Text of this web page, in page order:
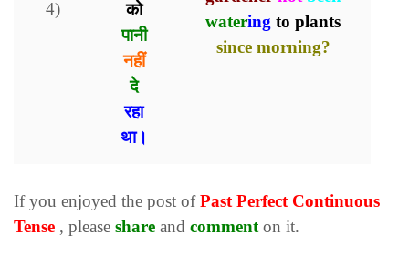
4)
को
पानी
नहीं
दे
रहा
था।
watering to plants
since morning?
If you enjoyed the post ofPast Perfect Continuous
Tense , please share and comment on it.